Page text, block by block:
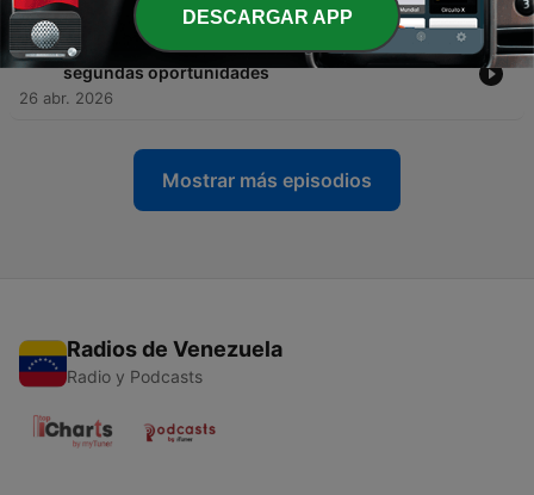
17 mayo 2026
117 - Ep.108: Superar lo imposible: ceguera, adicción y
segundas oportunidades
26 abr. 2026
Mostrar más episodios
Radios de Venezuela
Radio y Podcasts
DESCARGAR APP